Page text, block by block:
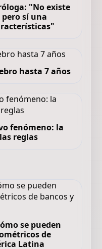
"No existe
sí una
hasta 7 años
fenómeno: la
reglas
se pueden
de
Latina